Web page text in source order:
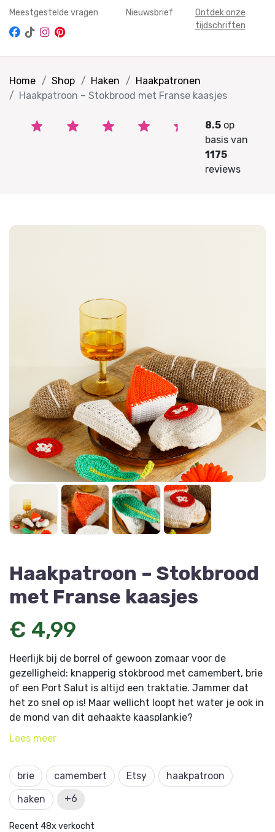
Meestgestelde vragen Nieuwsbrief
Ontdek onze
tijdschriften
Home Shop Haken
Haakpatronen
Haakpatroon – Stokbrood met Franse kaasjes
8.5op
basis van
1175
reviews
Haakpatroon – Stokbrood
met Franse kaasjes
€ 4,99
Heerlijk bij de borrel of gewoon zomaar voor de
gezelligheid: knapperig stokbrood met camembert, brie
of een Port Salut is altijd een traktatie. Jammer dat
het zo snel op is! Maar wellicht loopt het water je ook in
de mond van dit gehaakte kaasplankje?
Dit haakpatroon komt uit Amigurumi 13 en is
Lees meer
brie camembert Etsy
haakpatroon
haken
+6
Recent 48x verkocht